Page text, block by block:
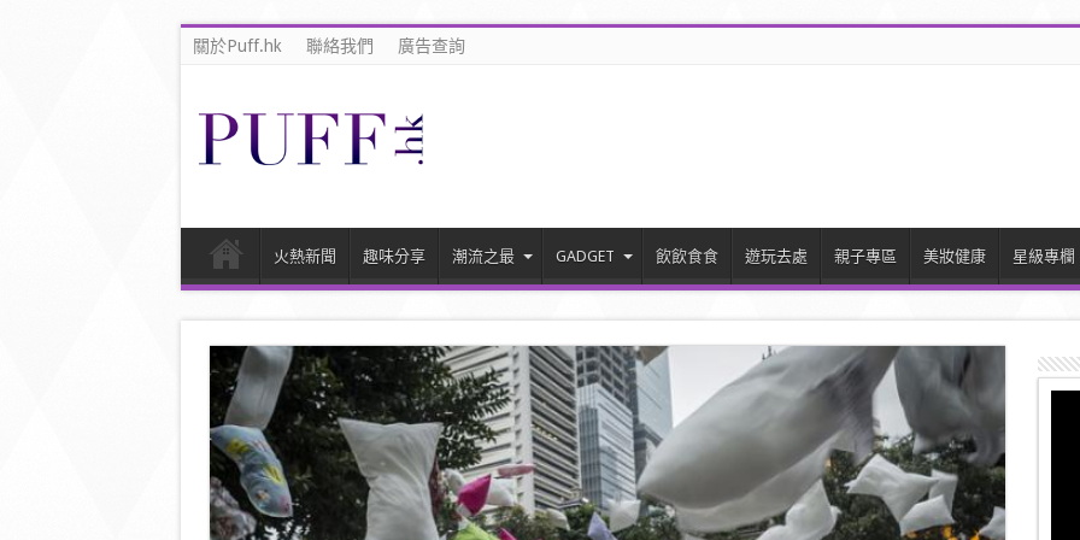
關於Puff.hk 聯絡我們 廣告查詢
火熱新聞 趣味分享 潮流之最 GADGET 飲飲食食 遊玩去處 親子專區 美妝健康 星級專欄